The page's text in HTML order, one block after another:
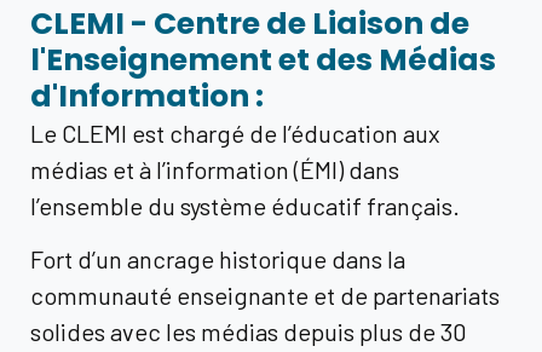
CLEMI - Centre de Liaison de
l'Enseignement et des Médias
d'Information :
Le CLEMI est chargé de l’éducation aux
médias et à l’information (ÉMI) dans
l’ensemble du système éducatif français.
Fort d’un ancrage historique dans la
communauté enseignante et de partenariats
solides avec les médias depuis plus de 30